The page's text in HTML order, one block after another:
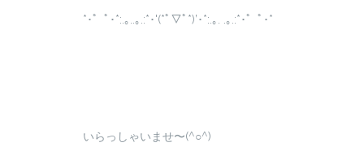
*･゜ﾟ･*:.｡..｡.:*･'(*ﾟ▽ﾟ*)’･*:.｡. .｡.:*･゜ﾟ･*
いらっしゃいませ〜(^○^)